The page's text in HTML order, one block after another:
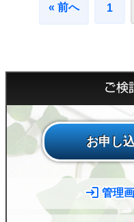
« 前へ 1
ご検
お申し
管理